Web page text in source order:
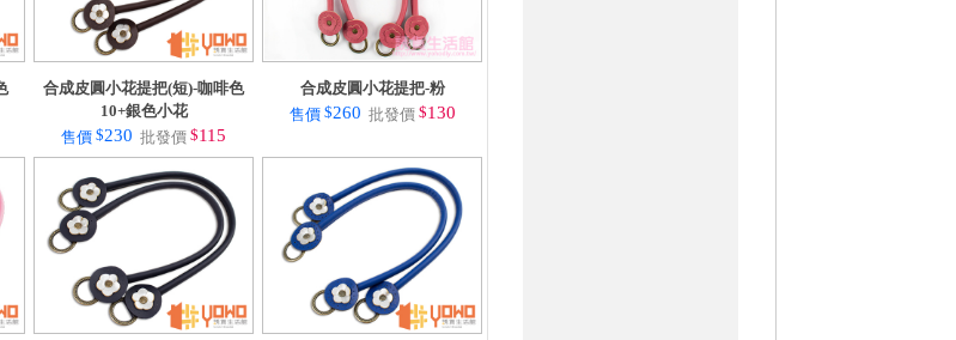
合成皮圓小花提把(短)-咖啡色
10+銀色小花
售價 $230 批發價 $115
合成皮圓小花提把-粉
售價 $260 批發價 $130